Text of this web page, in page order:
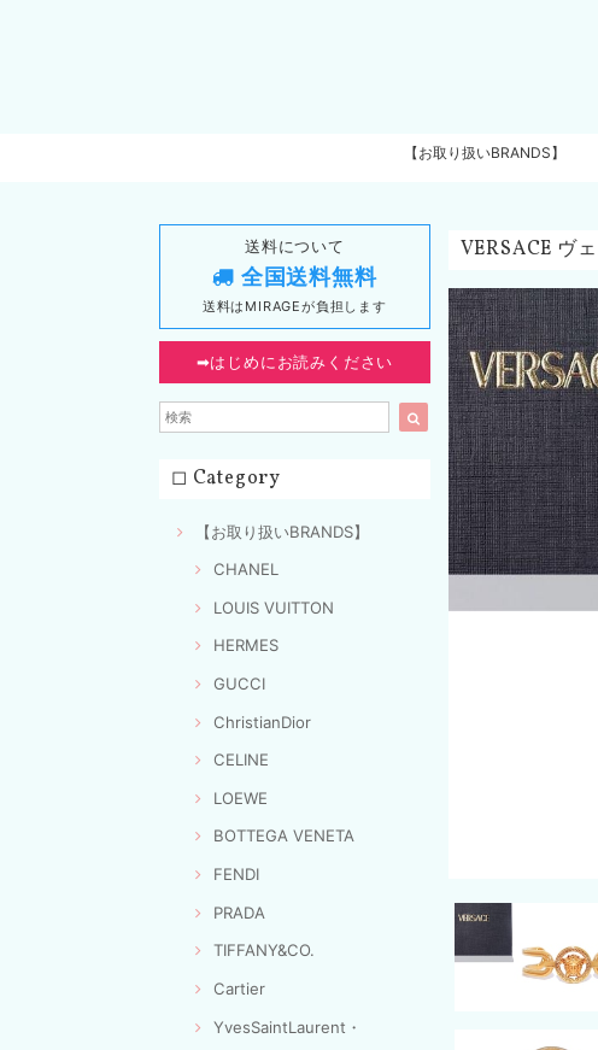
【お取り扱いBRANDS】
送料について
全国送料無料
送料はMIRAGEが負担します
➡︎はじめにお読みください
◻︎ Category
【お取り扱いBRANDS】
CHANEL
LOUIS VUITTON
HERMES
GUCCI
ChristianDior
CELINE
LOEWE
BOTTEGA VENETA
FENDI
PRADA
TIFFANY&CO.
Cartier
YvesSaintLaurent・
VERSACE ヴ